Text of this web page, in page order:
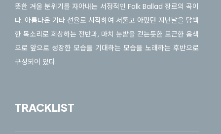
뜻한 겨울 분위기를 자아내는 서정적인 Folk Ballad 장르의 곡이
다. 아름다운 기타 선율로 시작하여 서툴고 아팠던 지난날을 담백
한 목소리로 회상하는 전반과, 마치 눈밭을 걷는듯한 포근한 음색
으로 앞으로 성장한 모습을 기대하는 모습을 노래하는 후반으로
구성되어 있다.
TRACKLIST